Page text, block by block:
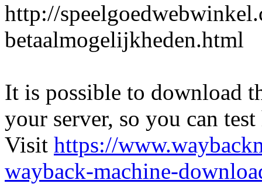
http://
betaalmogelijkheden.html
It is possible to download
your server, so you can
Visit https://
wayback-machine-